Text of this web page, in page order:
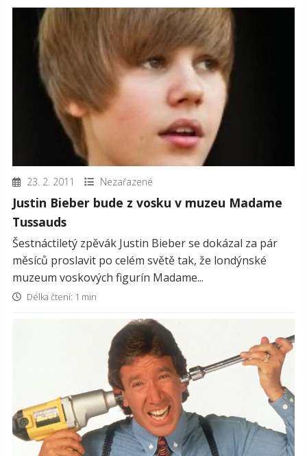
23. 2. 2011 Nezařazené
Justin Bieber bude z vosku v muzeu Madame
Tussauds
Šestnáctiletý zpěvák Justin Bieber se dokázal za pár
měsíců proslavit po celém světě tak, že londýnské
muzeum voskových figurín Madame...
Délka čtení: 1 min